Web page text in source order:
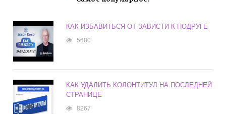
КАК ИЗБАВИТЬСЯ ОТ ЗАВИСТИ К ПОДРУГЕ
5680
КАК УДАЛИТЬ КОЛОНТИТУЛ НА ПОСЛЕДНЕЙ
СТРАНИЦЕ
8267